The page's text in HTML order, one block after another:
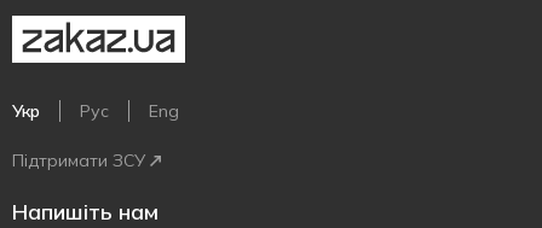
Укр Рус Eng
Підтримати ЗСУ
Напишіть нам